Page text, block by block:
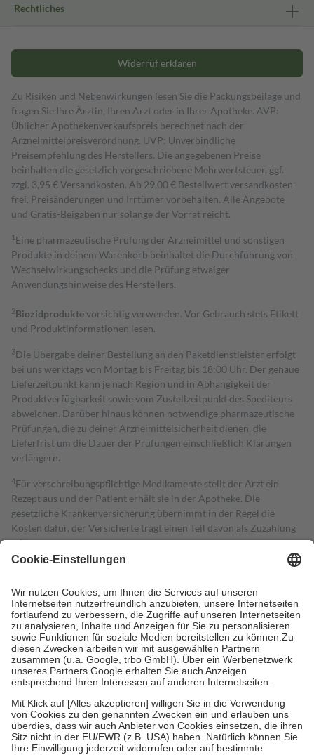
Rechtliches
Widerruf erklären
Zu Risiken und Nebenwirkungen lesen Sie die Packungsbeilage und
fragen Sie Ihre Ärztin, Ihren Arzt oder in Ihrer Apotheke. AVP:
Üblicher Apothekenverkaufspreis berechnet nach der
Arzneimittelpreisverordnung. UVP: Unverbindliche
Preisempfehlung des Herstellers. Die angegebenen Preise
beinhalten die gesetzlich vorgeschriebene Mehrwertsteuer, ggf.
zzgl. 3,95 € Versandkosten. Ab 29,00 € Bestell­wert versand­kosten­
frei. Preisänderungen und Irrtümer vorbehalten. Alle Angebote
und Gratis-Beigaben nur solange der Vorrat reicht.
1 Eine pharmazeutische Prüfung der Arzneimittel und sonstigen
Produkte in deinem Warenkorb beinhaltet die Durchführung von
Wechselwirkungschecks und die Prüfung etwaiger
Anwendungshinweise des Herstellers.
2Biozidproduktevorsichtig verwenden. Vor Gebrauch stets Etikett
und Produktinformationen lesen.
3Die Übergabe deiner Bestellung an den Paketdienstleister erfolgt
bei uns werktags von Montag bis Freitag bis 18:00 Uhr. Der genaue
Lieferzeitpunkt kann je nach Region und in Abhängigkeit der
Produktverfügbarkeit sowie vom Zustellzeitpunkt des Spediteurs
abweichen. Darüber hinaus können notwendige pharmazeutische
Prüfungen, die zu deiner Arzneimittelsicherheit dienen, die
Lieferfrist um die Dauer der Prüfungen einschließlich Klärungen
verlängern.
4Für verschreibungspflichtige Medikamente stellt der Arzt ein
Rezept aus und der Patient erhält sie in der Apotheke. Die
gesetzliche Krankenversicherung übernimmt in der Regel die
Kosten dafür, der Versicherte trägt einen Teil davon als Zuzahlung
mit.
Grundsätzlich leisten Mitglieder Zuzahlungen in Höhe von zehn
höchstens zehn Euro.
Es sind jedoch nie mehr als die tatsächlichen
Kosten der Leistung zu entrichten.
Diese Regeln gelten grundsätzlich auch für Online-Apotheken.
Bei Heilmitteln und häuslicher Krankenpflege beträgt die
Zuzahlung zehn Prozent der Kosten sowie zehn Euro je
Verordnung.
Um das Engagement der Versicherten für ihre eigene Gesundheit zu
stärken und die besondere Stellung der Familie zu unterstützen,
fallenkeine Zuzahlungenan bei:
• Kindern und Jugendlichen bis zum vollendeten 18. Lebensjahr
mit Ausnahme der Fahrkosten
• Untersuchungen zur Vorsorge und Früherkennung, die von der